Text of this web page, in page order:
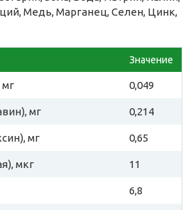
Медь, Марганец, Селен, Цинк,
Значение
мг 0,049
мг 0,214
мг 0,65
мкг 11
6,8